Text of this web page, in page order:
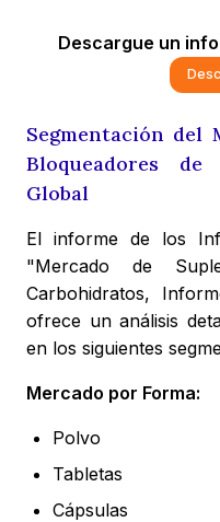
Descargue un
Segmentación del
Bloqueadores
Global
El informe de los
"Mercado de
Carbohidratos,
ofrece un análisis
en los siguientes
Mercado por Forma:
Polvo
Tabletas
Cápsulas